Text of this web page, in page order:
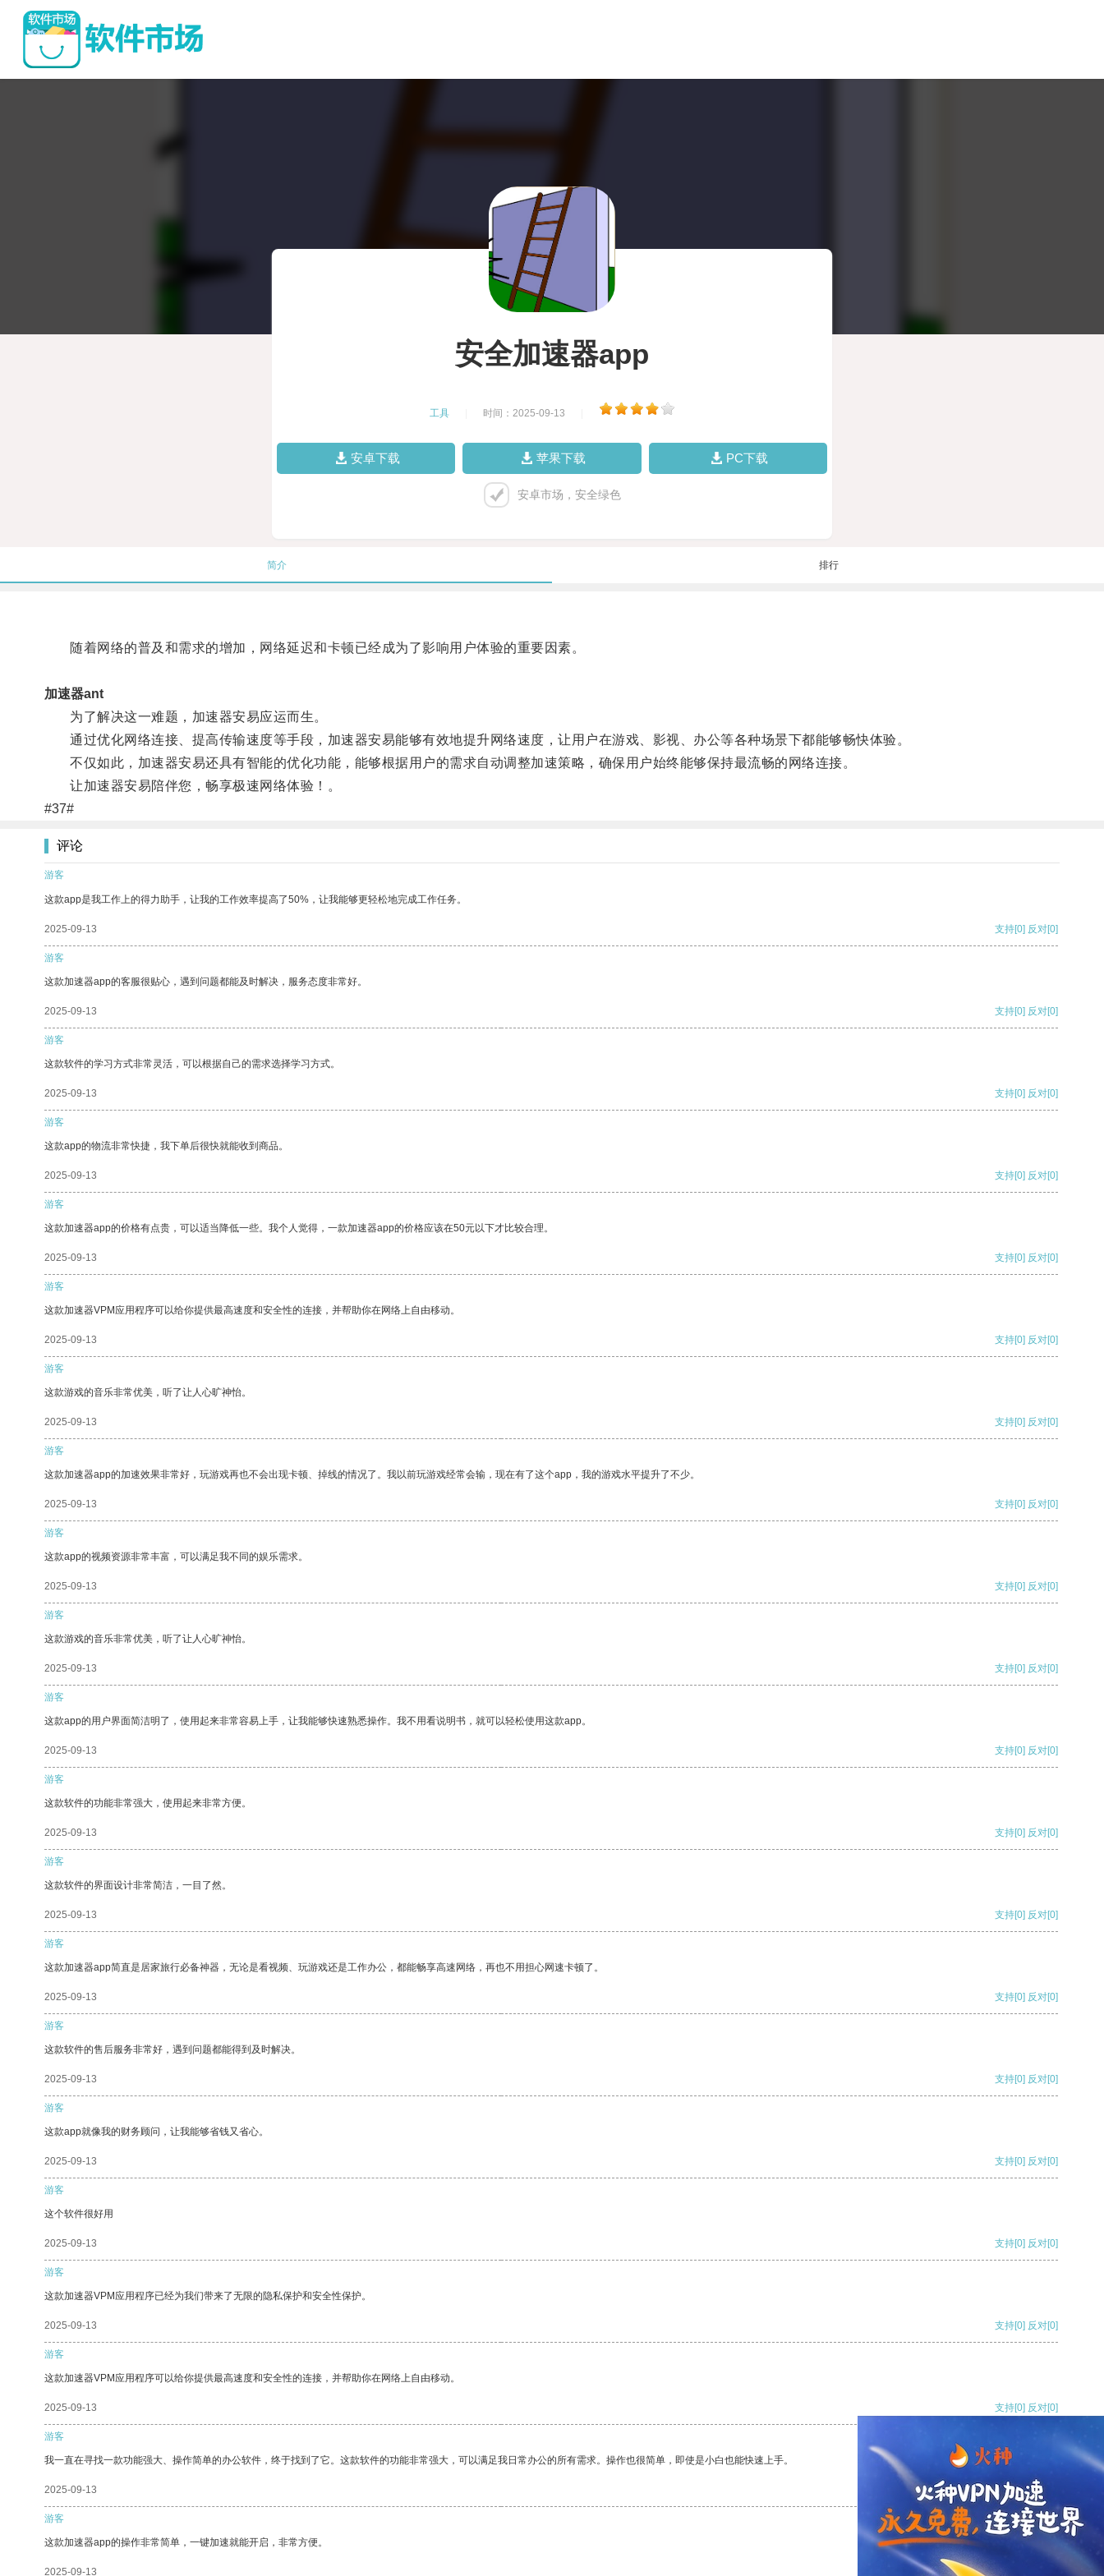
安全加速器app
工具 时间：2025-09-13
安卓下载 苹果下载 PC下载
安卓市场，安全绿色
简介 排行
随着网络的普及和需求的增加，网络延迟和卡顿已经成为了影响用户体验的重要因素。
加速器ant
为了解决这一难题，加速器安易应运而生。
通过优化网络连接、提高传输速度等手段，加速器安易能够有效地提升网络速度，让用户在游戏、影视、办公等各种场景下都能够畅快体验。
不仅如此，加速器安易还具有智能的优化功能，能够根据用户的需求自动调整加速策略，确保用户始终能够保持最流畅的网络连接。
让加速器安易陪伴您，畅享极速网络体验！。
#37#
评论
游客
这款app是我工作上的得力助手，让我的工作效率提高了50%，让我能够更轻松地完成工作任务。
2025-09-13 支持[0] 反对[0]
游客
这款加速器app的客服很贴心，遇到问题都能及时解决，服务态度非常好。
2025-09-13 支持[0] 反对[0]
游客
这款软件的学习方式非常灵活，可以根据自己的需求选择学习方式。
2025-09-13 支持[0] 反对[0]
游客
这款app的物流非常快捷，我下单后很快就能收到商品。
2025-09-13 支持[0] 反对[0]
游客
这款加速器app的价格有点贵，可以适当降低一些。我个人觉得，一款加速器app的价格应该在50元以下才比较合理。
2025-09-13 支持[0] 反对[0]
游客
这款加速器VPM应用程序可以给你提供最高速度和安全性的连接，并帮助你在网络上自由移动。
2025-09-13 支持[0] 反对[0]
游客
这款游戏的音乐非常优美，听了让人心旷神怡。
2025-09-13 支持[0] 反对[0]
游客
这款加速器app的加速效果非常好，玩游戏再也不会出现卡顿、掉线的情况了。我以前玩游戏经常会输，现在有了这个app，我的游戏水平提升了不少。
2025-09-13 支持[0] 反对[0]
游客
这款app的视频资源非常丰富，可以满足我不同的娱乐需求。
2025-09-13 支持[0] 反对[0]
游客
这款游戏的音乐非常优美，听了让人心旷神怡。
2025-09-13 支持[0] 反对[0]
游客
这款app的用户界面简洁明了，使用起来非常容易上手，让我能够快速熟悉操作。我不用看说明书，就可以轻松使用这款app。
2025-09-13 支持[0] 反对[0]
游客
这款软件的功能非常强大，使用起来非常方便。
2025-09-13 支持[0] 反对[0]
游客
这款软件的界面设计非常简洁，一目了然。
2025-09-13 支持[0] 反对[0]
游客
这款加速器app简直是居家旅行必备神器，无论是看视频、玩游戏还是工作办公，都能畅享高速网络，再也不用担心网速卡顿了。
2025-09-13 支持[0] 反对[0]
游客
这款软件的售后服务非常好，遇到问题都能得到及时解决。
2025-09-13 支持[0] 反对[0]
游客
这款app就像我的财务顾问，让我能够省钱又省心。
2025-09-13 支持[0] 反对[0]
游客
这个软件很好用
2025-09-13 支持[0] 反对[0]
游客
这款加速器VPM应用程序已经为我们带来了无限的隐私保护和安全性保护。
2025-09-13 支持[0] 反对[0]
游客
这款加速器VPM应用程序可以给你提供最高速度和安全性的连接，并帮助你在网络上自由移动。
2025-09-13 支持[0] 反对[0]
游客
我一直在寻找一款功能强大、操作简单的办公软件，终于找到了它。这款软件的功能非常强大，可以满足我日常办公的所有需求。操作也很简单，即使是小白也能快速上手。
2025-09-13 支持[0] 反对
游客
这款加速器app的操作非常简单，一键加速就能开启，非常方便。
2025-09-13 支持